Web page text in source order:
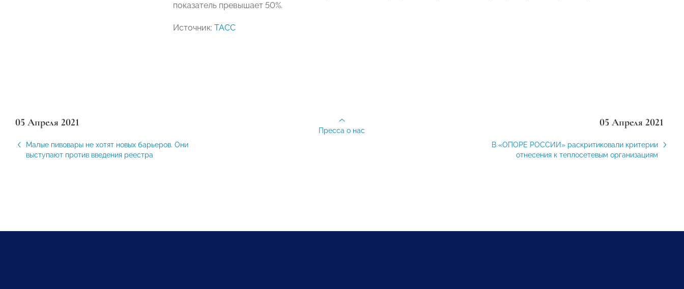
показатель превышает 50%.
Источник: ТАСС
05 Апреля 2021
Малые пивовары не хотят новых барьеров. Они
выступают против введения реестра
05 Апреля 2021
В «ОПОРЕ РОССИИ» раскритиковали критерии
отнесения к теплосетевым организациям
Пресса о нас